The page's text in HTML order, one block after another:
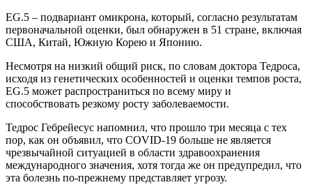
EG.5 – подвариант омикрона, который, согласно результатам
первоначальной оценки, был обнаружен в 51 стране, включая
США, Китай, Южную Корею и Японию.
Несмотря на низкий общий риск, по словам доктора Тедроса,
исходя из генетических особенностей и оценки темпов роста,
EG.5 может распространиться по всему миру и
способствовать резкому росту заболеваемости.
Тедрос Гебрейесус напомнил, что прошло три месяца с тех
пор, как он объявил, что COVID-19 больше не является
чрезвычайной ситуацией в области здравоохранения
международного значения, хотя тогда же он предупредил, что
эта болезнь по-прежнему представляет угрозу.